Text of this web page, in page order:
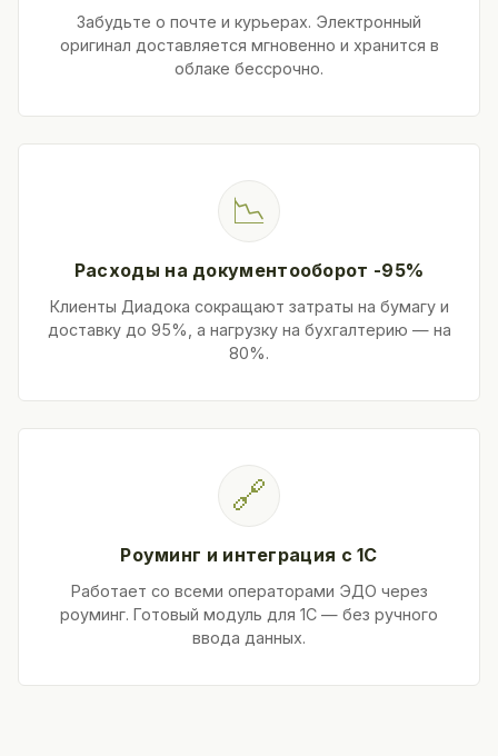
Забудьте о почте и курьерах. Электронный
оригинал доставляется мгновенно и хранится в
облаке бессрочно.
📉
Расходы на документооборот -95%
Клиенты Диадока сокращают затраты на бумагу и
доставку до 95%, а нагрузку на бухгалтерию — на
80%.
🔗
Роуминг и интеграция с 1С
Работает со всеми операторами ЭДО через
роуминг. Готовый модуль для 1С — без ручного
ввода данных.